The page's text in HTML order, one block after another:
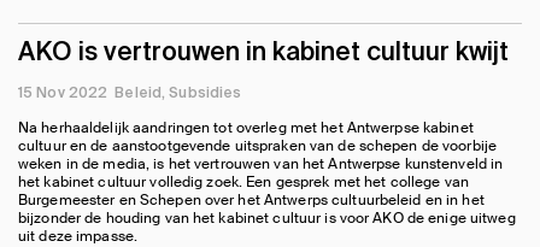
AKO is vertrouwen in kabinet cultuur kwijt
15 Nov 2022 Beleid Subsidies
Na herhaaldelijk aandringen tot overleg met het Antwerpse kabinet
cultuur en de aanstootgevende uitspraken van de schepen de voorbije
weken in de media, is het vertrouwen van het Antwerpse kunstenveld in
het kabinet cultuur volledig zoek. Een gesprek met het college van
Burgemeester en Schepen over het Antwerps cultuurbeleid en in het
bijzonder de houding van het kabinet cultuur is voor AKO de enige uitweg
uit deze impasse.